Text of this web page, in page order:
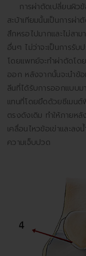
การผ่าตัดเปลี่ยนผิวข้
สะบ้าเทียมนั้นเป็นการผ่
สึกหรอไปมากและไม่สา
อื่นๆ ไม่ว่าจะเป็นการรับ
โดยแพทย์จะทำผ่าตัดโด
ออก หลังจากนั้นจะนำข้อ
ลีนที่ได้รับการออกแบบม
แทนที่โดยยึดด้วยซีเมน
ตรงดังเดิม ทำให้ภายห
เคลื่อนไหวข้อเข่าและลง
ความเจ็บปวด